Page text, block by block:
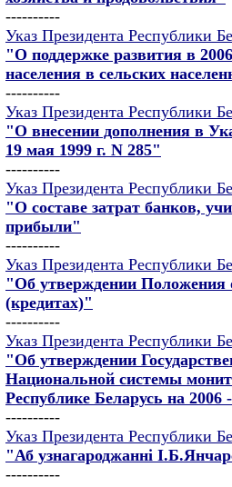
----------
Указ Президента Республики
"О поддержке развития в
населения в сельских
----------
Указ Президента Республики
"О внесении дополнения в
19 мая 1999 г. N 285"
----------
Указ Президента Республики
"О составе затрат банков,
прибыли"
----------
Указ Президента Республики
"Об утверждении Положения
(кредитах)"
----------
Указ Президента Республики
"Об утверждении
Национальной системы
Республике Беларусь на 2006
----------
Указ Президента Республики
"Аб узнагароджаннi
----------